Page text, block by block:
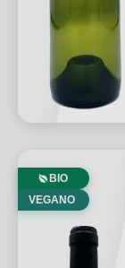
BIO
VEGANO